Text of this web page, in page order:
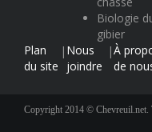
Biologie
gibier
Plan
du site
| Nous
joindre
|À
de
Copyright 2014 © Chevreuil.net.